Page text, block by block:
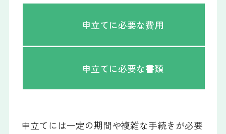
申立てに必要な費用
申立てに必要な書類
申立てには一定の期間や複雑な手続きが必要